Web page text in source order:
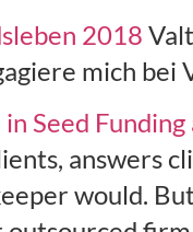
2018
mich bei
Seed
answers
would.